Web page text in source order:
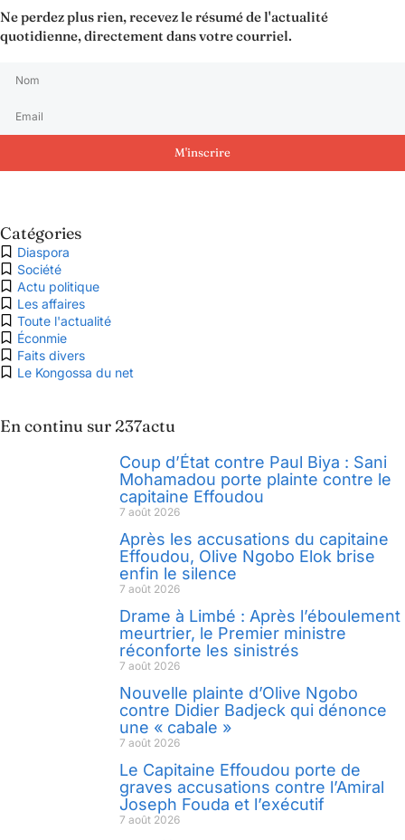
Ne perdez plus rien, recevez le résumé de l'actualité
quotidienne, directement dans votre courriel.
M'inscrire
Catégories
Diaspora
Société
Actu politique
Les affaires
Toute l'actualité
Éconmie
Faits divers
Le Kongossa du net
En continu sur 237actu
Coup d’État contre Paul Biya : Sani
Mohamadou porte plainte contre le
capitaine Effoudou
7 août 2026
Après les accusations du capitaine
Effoudou, Olive Ngobo Elok brise
enfin le silence
7 août 2026
Drame à Limbé : Après l’éboulement
meurtrier, le Premier ministre
réconforte les sinistrés
7 août 2026
Nouvelle plainte d’Olive Ngobo
contre Didier Badjeck qui dénonce
une « cabale »
7 août 2026
Le Capitaine Effoudou porte de
graves accusations contre l’Amiral
Joseph Fouda et l’exécutif
7 août 2026